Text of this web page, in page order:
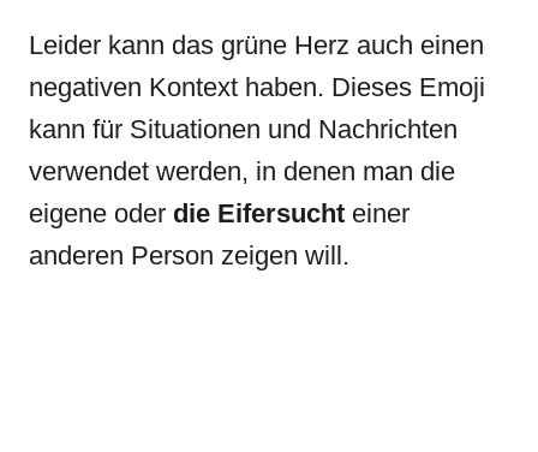
Leider kann das grüne Herz auch einen
negativen Kontext haben. Dieses Emoji
kann für Situationen und Nachrichten
verwendet werden, in denen man die
eigene oder die Eifersucht einer
anderen Person zeigen will.